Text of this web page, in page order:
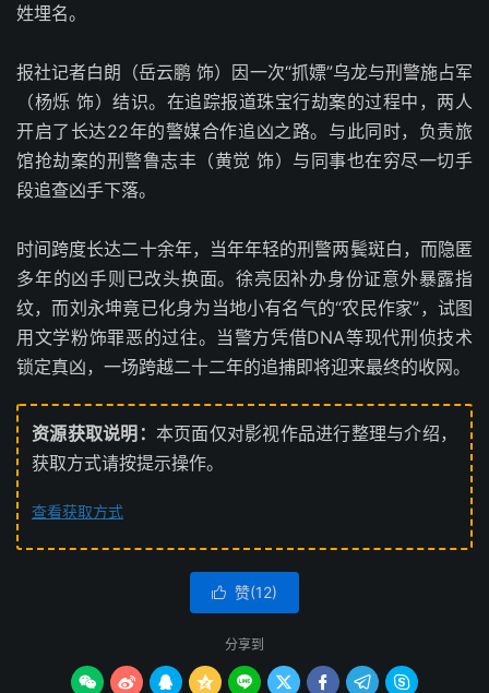
姓埋名。
报社记者白朗（岳云鹏 饰）因一次“抓嫖”乌龙与刑警施占军
（杨烁 饰）结识。在追踪报道珠宝行劫案的过程中，两人
开启了长达22年的警媒合作追凶之路。与此同时，负责旅
馆抢劫案的刑警鲁志丰（黄觉 饰）与同事也在穷尽一切手
段追查凶手下落。
时间跨度长达二十余年，当年年轻的刑警两鬓斑白，而隐匿
多年的凶手则已改头换面。徐亮因补办身份证意外暴露指
纹，而刘永坤竟已化身为当地小有名气的“农民作家”，试图
用文学粉饰罪恶的过往。当警方凭借DNA等现代刑侦技术
锁定真凶，一场跨越二十二年的追捕即将迎来最终的收网。
资源获取说明： 本页面仅对影视作品进行整理与介绍，
获取方式请按提示操作。
查看获取方式
 赞(12)
分享到
        